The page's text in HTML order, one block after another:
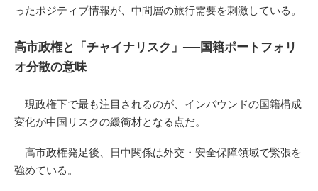
ったポジティブ情報が、中間層の旅行需要を刺激している。
高市政権と「チャイナリスク」──国籍ポートフォリ
オ分散の意味
現政権下で最も注目されるのが、インバウンドの国籍構成
変化が中国リスクの緩衝材となる点だ。
高市政権発足後、日中関係は外交・安全保障領域で緊張を
強めている。